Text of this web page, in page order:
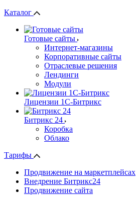
Каталог
Готовые сайты
Интернет-магазины
Корпоративные сайты
Отраслевые решения
Лендинги
Модули
Лицензии 1С-Битрикс
Битрикс 24
Коробка
Облако
Тарифы
Продвижение на маркетплейсах
Внедрение Битрикс24
Продвижение сайта